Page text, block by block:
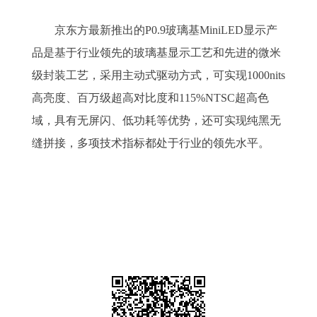
京东方最新推出的P0.9玻璃基MiniLED显示产
品是基于行业领先的玻璃基显示工艺和先进的微米
级封装工艺，采用主动式驱动方式，可实现1000nits
高亮度、百万级超高对比度和115%NTSC超高色
域，具有无屏闪、低功耗等优势，还可实现纯黑无
缝拼接，多项技术指标都处于行业的领先水平。